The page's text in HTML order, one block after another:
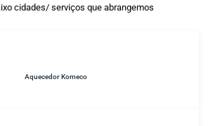
cidades/ serviços que abrangemos
Aquecedor Komeco